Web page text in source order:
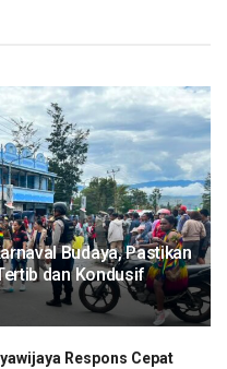
Budaya, Pastikan
dan Kondusif
Respons Cepat